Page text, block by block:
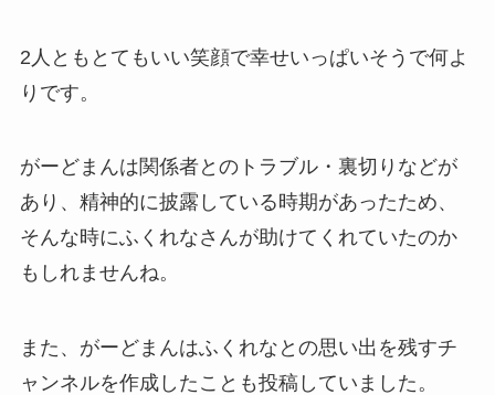
2人ともとてもいい笑顔で幸せいっぱいそうで何よ
りです。
がーどまんは関係者とのトラブル・裏切りなどが
あり、精神的に披露している時期があったため、
そんな時にふくれなさんが助けてくれていたのか
もしれませんね。
また、がーどまんはふくれなとの思い出を残すチ
ャンネルを作成したことも投稿していました。